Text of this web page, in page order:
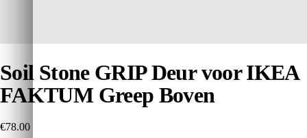
Soil Stone GRIP Deur voor IKEA
FAKTUM Greep Boven
€78.00